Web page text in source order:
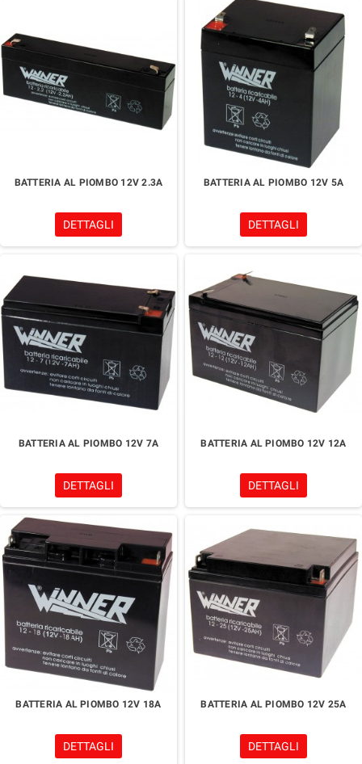
BATTERIA AL PIOMBO 12V 2.3A
DETTAGLI
BATTERIA AL PIOMBO 12V 5A
DETTAGLI
BATTERIA AL PIOMBO 12V 7A
DETTAGLI
BATTERIA AL PIOMBO 12V 12A
DETTAGLI
BATTERIA AL PIOMBO 12V 18A
DETTAGLI
BATTERIA AL PIOMBO 12V 25A
DETTAGLI